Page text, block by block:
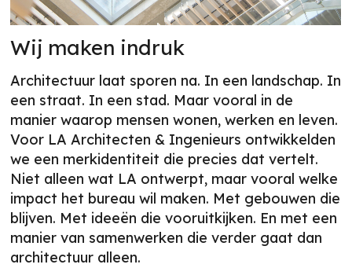
Wij maken indruk
Architectuur laat sporen na. In een landschap. In
een straat. In een stad. Maar vooral in de
manier waarop mensen wonen, werken en leven.
Voor LA Architecten & Ingenieurs ontwikkelden
we een merkidentiteit die precies dat vertelt.
Niet alleen wat LA ontwerpt, maar vooral welke
impact het bureau wil maken. Met gebouwen die
blijven. Met ideeën die vooruitkijken. En met een
manier van samenwerken die verder gaat dan
architectuur alleen.